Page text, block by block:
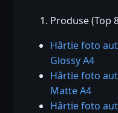
Produse (Top
Hârtie foto
Glossy A4
Hârtie foto
Matte A4
Hârtie foto